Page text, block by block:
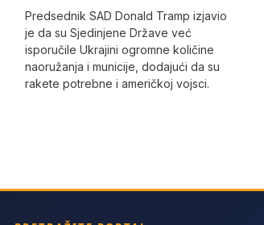
Predsednik SAD Donald Tramp izjavio
je da su Sjedinjene Države već
isporučile Ukrajini ogromne količine
naoružanja i municije, dodajući da su
rakete potrebne i američkoj vojsci.